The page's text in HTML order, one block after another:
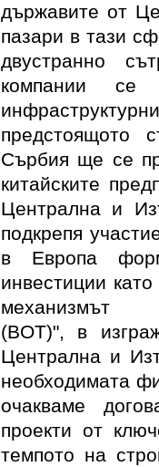
държавите от
пазари в тази
двустранно
компании се
предстоящото
Сърбия ще се
китайските
Централна и
подкрепя
в Европа
инвестиции
механизмът
(BOT)", в
Централна и
необходимата
очакваме
проекти от
темпото на